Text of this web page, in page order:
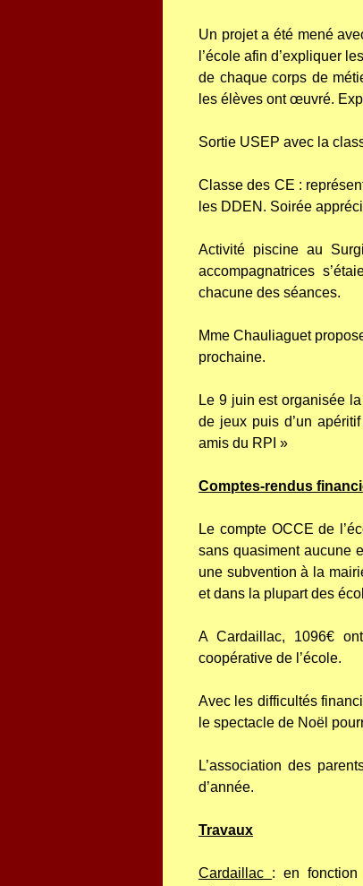
Un projet a été mené
l’école afin d’expliquer
de chaque corps de
les élèves ont œuvré.
Sortie USEP avec la
Classe des CE :
les DDEN. Soirée
Activité piscine au
accompagnatrices
chacune des séances.
Mme Chauliaguet
prochaine.
Le 9 juin est organisée
de jeux puis d’un
amis du RPI »
Comptes-rendus
Le compte OCCE de
sans quasiment aucune
une subvention à la
et dans la plupart des
A Cardaillac, 1096€
coopérative de l’école.
Avec les difficultés
le spectacle de Noël
L’association des
d’année.
Travaux
Cardaillac : en